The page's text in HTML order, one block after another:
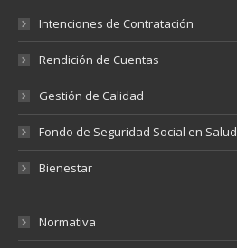
Intenciones de Contratación
Rendición de Cuentas
Gestión de Calidad
Fondo de Seguridad Social en Salud
Bienestar
Normativa